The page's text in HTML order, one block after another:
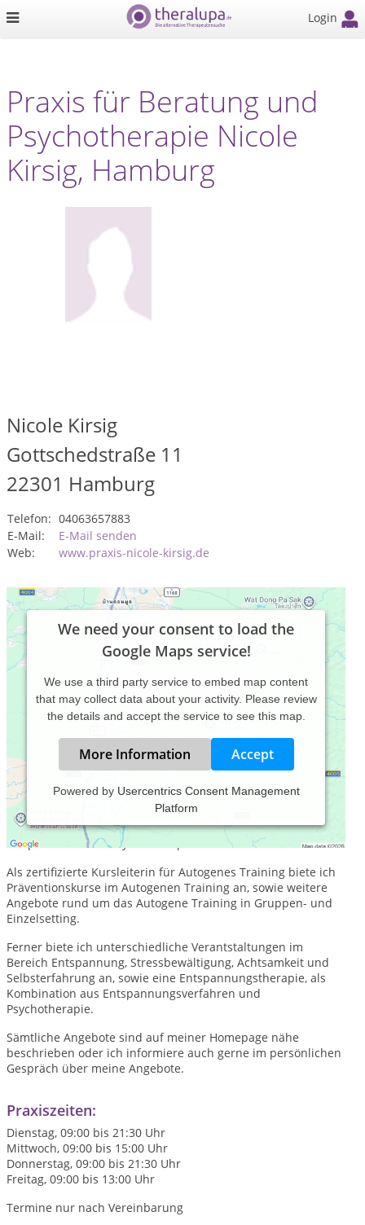
Login
Praxis für Beratung und
Psychotherapie Nicole
Kirsig, Hamburg
Nicole Kirsig
Gottschedstraße 11
22301 Hamburg
Telefon: 04063657883
E-Mail:
E-Mail senden
Web:
www.praxis-nicole-kirsig.de
We need your consent to load the
Google Maps service!
We use a third party service to embed map content
that may collect data about your activity. Please review
the details and accept the service to see this map.
More Information Accept
Powered by Usercentrics Consent Management
Platform
Ich biete in meiner Praxis Gesprächstherapie im Einzel- und
Gruppensetting auf Basis meiner Heilerlaubnis als
Heilpraktikerin für Psychotherapie an.
Als zertifizierte Kursleiterin für Autogenes Training biete ich
Präventionskurse im Autogenen Training an, sowie weitere
Angebote rund um das Autogene Training in Gruppen- und
Einzelsetting.
Ferner biete ich unterschiedliche Verantstaltungen im
Bereich Entspannung, Stressbewältigung, Achtsamkeit und
Selbsterfahrung an, sowie eine Entspannungstherapie, als
Kombination aus Entspannungsverfahren und
Psychotherapie.
Sämtliche Angebote sind auf meiner Homepage nähe
beschrieben oder ich informiere auch gerne im persönlichen
Gespräch über meine Angebote.
Praxiszeiten:
Dienstag, 09:00 bis 21:30 Uhr
Mittwoch, 09:00 bis 15:00 Uhr
Donnerstag, 09:00 bis 21:30 Uhr
Freitag, 09:00 bis 13:00 Uhr
Termine nur nach Vereinbarung